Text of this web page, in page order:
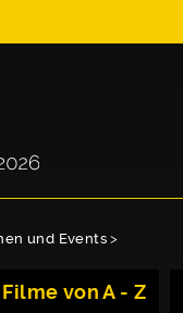
und Events >
von A - Z